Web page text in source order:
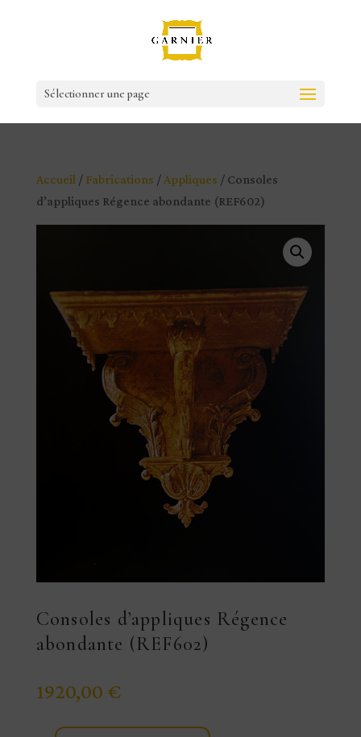
Sélectionner une page
Accueil / Fabrications / Appliques / Consoles
d’appliques Régence abondante (REF602)
Consoles d’appliques Régence
abondante (REF602)
1920,00 €